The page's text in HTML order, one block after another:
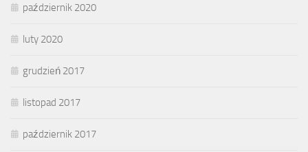
październik 2020
luty 2020
grudzień 2017
listopad 2017
październik 2017